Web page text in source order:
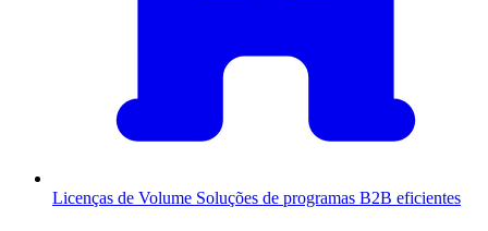
Licenças de Volume Soluções de programas B2B eficientes